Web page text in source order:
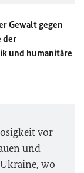
Gewalt gegen
der
und humanitäre
vor
und
wo